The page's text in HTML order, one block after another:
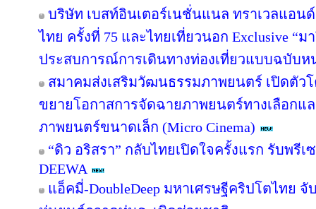
บริษัท เบสท์อินเตอร์เนชั่นแนล ทราเวลแอน
ไทย ครั้งที่ 75 และไทยเที่ยวนอก Exclusive “ม
ประสบการณ์การเดินทางท่องเที่ยวแบบฉบับ
สมาคมส่งเสริมวัฒนธรรมภาพยนตร์ เปิดตัว
ขยายโอกาสการจัดฉายภาพยนตร์ทางเลือกแ
ภาพยนตร์ขนาดเล็ก (Micro Cinema)
“ดิว อริสรา” กลับไทยเปิดใจครั้งแรก รับพรี
DEEWA
แอ็คมี่-DoubleDeep มหาเศรษฐีคริปโตไทย